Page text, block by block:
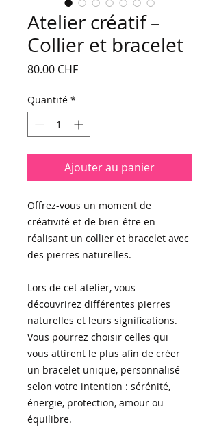
Atelier créatif –
Collier et bracelet
80.00 CHFPrix
Quantité *
Ajouter au panier
Offrez-vous un moment de
créativité et de bien-être en
réalisant un collier et bracelet avec
des pierres naturelles.
Lors de cet atelier, vous
découvrirez différentes pierres
naturelles et leurs significations.
Vous pourrez choisir celles qui
vous attirent le plus afin de créer
un bracelet unique, personnalisé
selon votre intention : sérénité,
énergie, protection, amour ou
équilibre.